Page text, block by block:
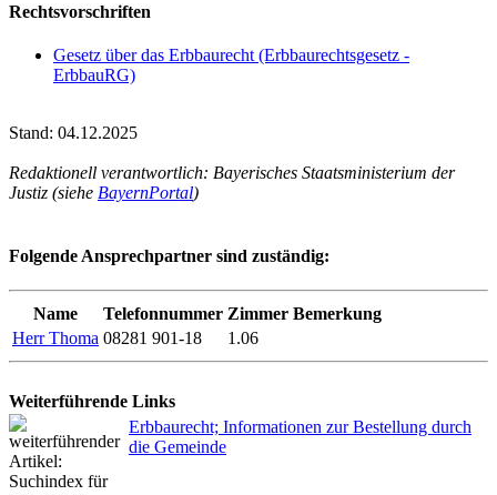
Rechtsvorschriften
Gesetz über das Erbbaurecht (Erbbaurechtsgesetz -
ErbbauRG)
Stand: 04.12.2025
Redaktionell verantwortlich: Bayerisches Staatsministerium der
Justiz (siehe BayernPortal)
Folgende Ansprechpartner sind zuständig:
Name Telefonnummer Zimmer Bemerkung
Herr Thoma 08281 901-18 1.06
Weiterführende Links
Erbbaurecht; Informationen zur Bestellung durch
die Gemeinde